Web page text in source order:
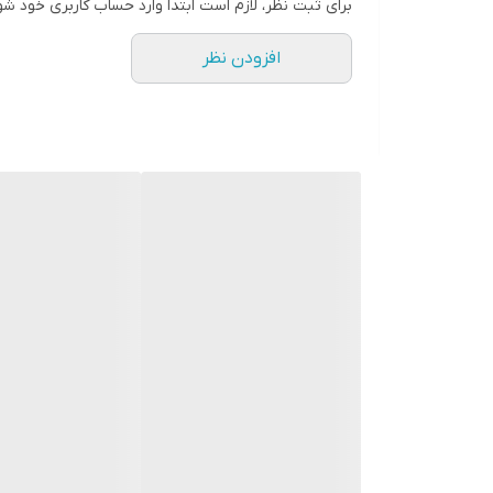
برای ثبت نظر، لازم است ابتدا وارد حساب کاربری خود
افزودن نظر